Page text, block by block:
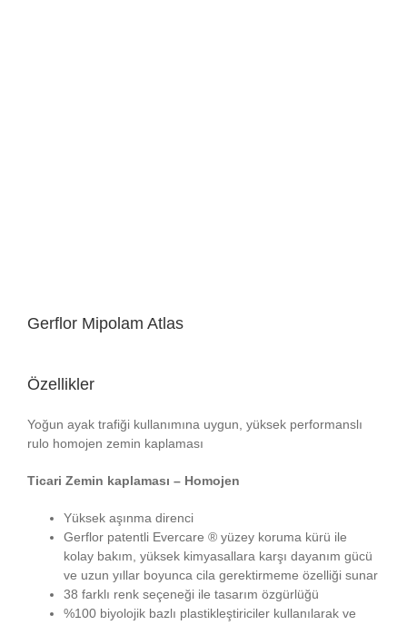
Gerflor Mipolam Atlas
Özellikler
Yoğun ayak trafiği kullanımına uygun, yüksek performanslı
rulo homojen zemin kaplaması
Ticari Zemin kaplaması – Homojen
Yüksek aşınma direnci
Gerflor patentli Evercare ® yüzey koruma kürü ile
kolay bakım, yüksek kimyasallara karşı dayanım gücü
ve uzun yıllar boyunca cila gerektirmeme özelliği sunar
38 farklı renk seçeneği ile tasarım özgürlüğü
%100 biyolojik bazlı plastikleştiriciler kullanılarak ve